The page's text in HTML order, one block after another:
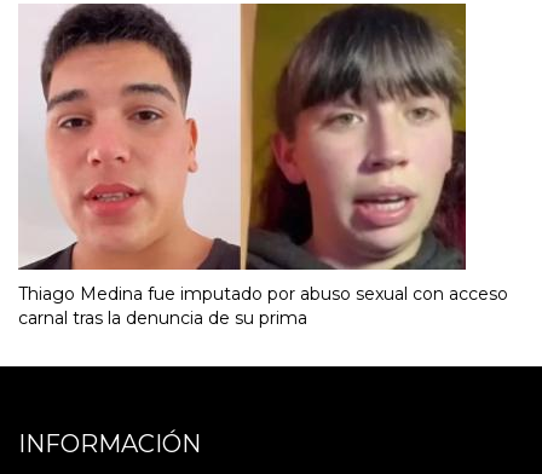
Thiago Medina fue imputado por abuso sexual con acceso
carnal tras la denuncia de su prima
INFORMACIÓN